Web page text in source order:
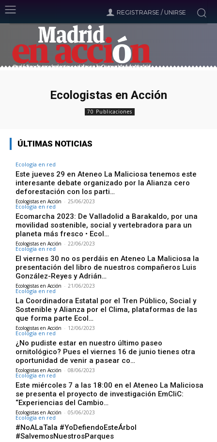
REGISTRARSE / UNIRSE
Ecologistas en Acción
70 Publicaciones
ÚLTIMAS NOTICIAS
Ecología en red
Este jueves 29 en Ateneo La Maliciosa tenemos este
interesante debate organizado por la Alianza cero
deforestación con los parti…
Ecologistas en Acción - 25/06/2023
Ecología en red
Ecomarcha 2023: De Valladolid a Barakaldo, por una
movilidad sostenible, social y vertebradora para un
planeta más fresco • Ecol…
Ecologistas en Acción - 22/06/2023
Ecología en red
El viernes 30 no os perdáis en Ateneo La Maliciosa la
presentación del libro de nuestros compañeros Luis
González-Reyes y Adrián…
Ecologistas en Acción - 21/06/2023
Ecología en red
La Coordinadora Estatal por el Tren Público, Social y
Sostenible y Alianza por el Clima, plataformas de las
que forma parte Ecol…
Ecologistas en Acción - 12/06/2023
Ecología en red
¿No pudiste estar en nuestro último paseo
ornitológico? Pues el viernes 16 de junio tienes otra
oportunidad de venir a pasear co…
Ecologistas en Acción - 08/06/2023
Ecología en red
Este miércoles 7 a las 18:00 en el Ateneo La Maliciosa
se presenta el proyecto de investigación EmCliC:
“Experiencias del Cambio…
Ecologistas en Acción - 05/06/2023
Ecología en red
#NoALaTala #YoDefiendoEsteÁrbol
#SalvemosNuestrosParques